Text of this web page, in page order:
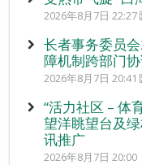
2026年8月7日 22:27
长者事务委员
障机制跨部门
2026年8月7日 20:41
“活力社区 – 体
望洋眺望台及
讯推广
2026年8月7日 20:00